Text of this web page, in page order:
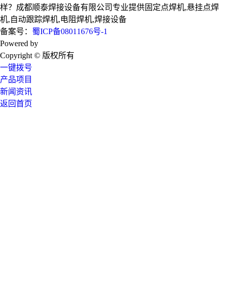
样？成都顺泰焊接设备有限公司专业提供固定点焊机,悬挂点焊
机,自动跟踪焊机,电阻焊机,焊接设备
备案号： 蜀ICP备08011676号-1
Powered by
Copyright © 版权所有
一键拨号
产品项目
新闻资讯
返回首页